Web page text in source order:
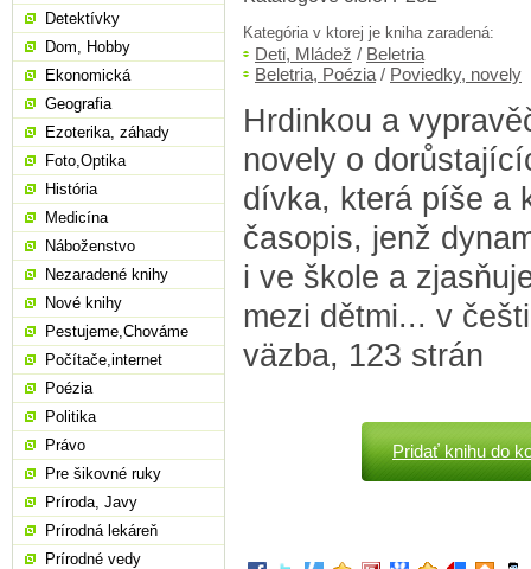
Kategória v ktorej je kniha zaradená:
Deti, Mládež / Beletria
Beletria, Poézia / Poviedky, novely
Hrdinkou a
novely o
dívka, která píše a
časopis, jenž
i ve škole a
mezi dětmi... v
väzba, 123 strán
Pridať knihu do
Detektívky
Dom, Hobby
Ekonomická
Geografia
Ezoterika, záhady
Foto,Optika
História
Medicína
Náboženstvo
Nezaradené knihy
Nové knihy
Pestujeme,Chováme
Počítače,internet
Poézia
Politika
Právo
Pre šikovné ruky
Príroda, Javy
Prírodná lekáreň
Prírodné vedy